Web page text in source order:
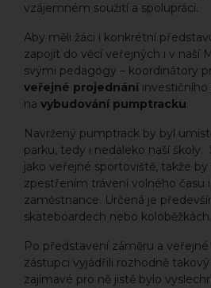
vzájemném soužití a spolupráci.
Aby měli žáci i konkrétní
zapojit do věcí veřejných i v naší
svými pedagogy – koordinátory
veřejné projednání investičního
na vybudování pumptracku
Navržený pumptrack by byl
parku, tedy i nedaleko naší školy.
jako veřejné sportoviště, takže
zpestřením trávení volného času
zaměstnance. Určená je
skateboardech nebo koloběžkách.
Po představení záměru a veřejné
zástupci vyjádřili rozhodně
zajímavé pro ně jistě bylo